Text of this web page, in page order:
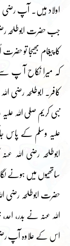
اولاد ہیں۔ آپ رضی
جب حضرت ابوطلحہ
کا پیغام بھیجا تو
کہ میرا نکاح آ پ
کافر۔ ابوطلحہ رضی
نبی کریم صلی اللہ
علیہ وسلم کے پاس
ابوطلحہ رضی اللہ
ساتھیوں میں ہونے
حضرت ابوطلحہ رضی
اللہ عنہ نے بدر،
اس کے علاوہ آپ